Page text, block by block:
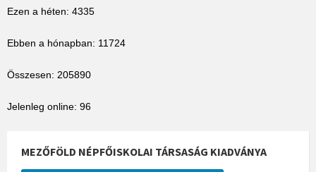
Ezen a héten: 4335
Ebben a hónapban: 11724
Összesen: 205890
Jelenleg online: 96
MEZŐFÖLD NÉPFŐISKOLAI TÁRSASÁG KIADVÁNYA